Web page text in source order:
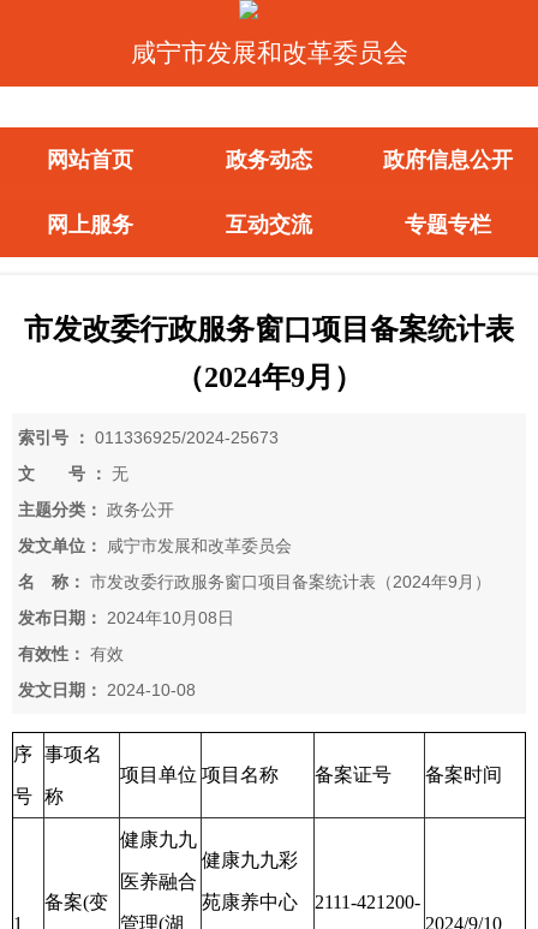
咸宁市发展和改革委员会
网站首页 政务动态 政府信息公开
网上服务 互动交流 专题专栏
市发改委行政服务窗口项目备案统计表
（2024年9月）
索引号 ： 011336925/2024-25673
文 号 ： 无
主题分类： 政务公开
发文单位：
咸宁市发展和改革委员会
名 称： 市发改委行政服务窗口项目备案统计表（2024年9月）
发布日期：
2024年10月08日
有效性： 有效
发文日期：
2024-10-08
序
号
事项名
称
项目单位 项目名称 备案证号 备案时间
1
备案(变
健康九九
医养融合
管理(湖
健康九九彩
苑康养中心 2111-421200-
2024/9/10